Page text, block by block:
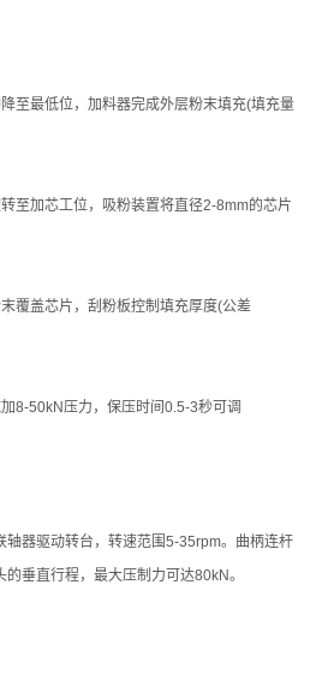
降至最低位，加料器完成外层粉末填充(填充量
至加芯工位，吸粉装置将直径2-8mm的芯片
覆盖芯片，刮粉板控制填充厚度(公差
8-50kN压力，保压时间0.5-3秒可调
器驱动转台，转速范围5-35rpm。曲柄连杆
垂直行程，最大压制力可达80kN。